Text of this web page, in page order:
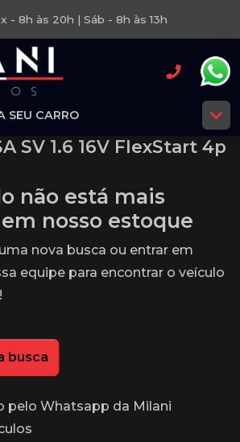
- 8h às 20h | Sáb - 8h às 13h
SEU CARRO
SV 1.6 16V FlexStart 4p
não está mais
nosso estoque
nova busca ou entrar em
equipe para encontrar o veículo
busca
pelo Whatsapp da Milani